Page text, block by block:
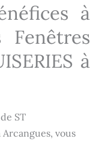
à
à
ST
vous